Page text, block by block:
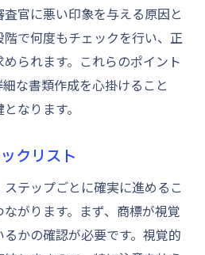
官に悪い印象を与える原因と
で何度もチェックを行い、正
られます。これらのポイント
な書類作成を心掛けること
なります。
クリスト
テップごとに確実に進めるこ
がります。まず、商標が視覚
かの確認が必要です。視覚的